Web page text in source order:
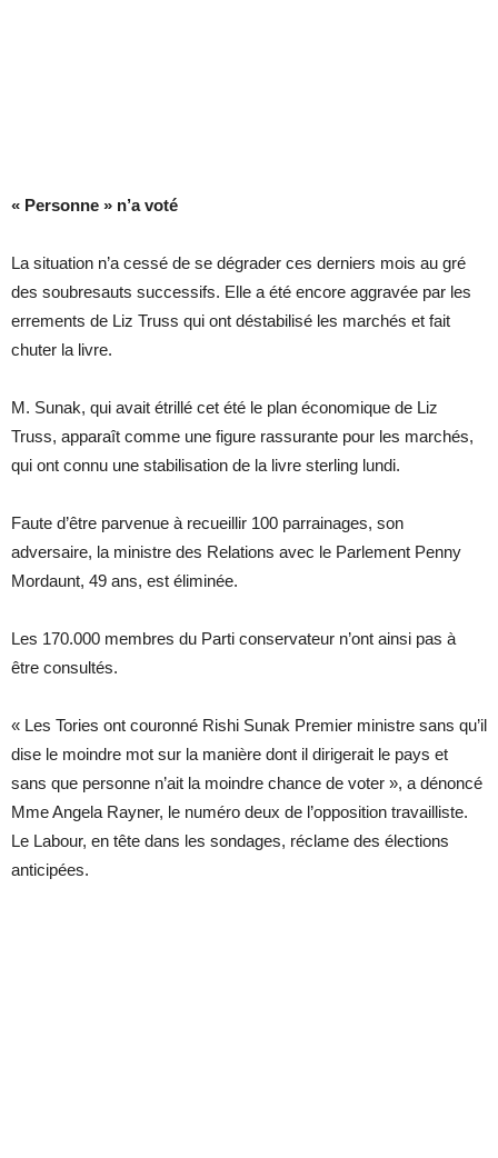
« Personne » n’a voté
La situation n’a cessé de se dégrader ces derniers mois au gré
des soubresauts successifs. Elle a été encore aggravée par les
errements de Liz Truss qui ont déstabilisé les marchés et fait
chuter la livre.
M. Sunak, qui avait étrillé cet été le plan économique de Liz
Truss, apparaît comme une figure rassurante pour les marchés,
qui ont connu une stabilisation de la livre sterling lundi.
Faute d’être parvenue à recueillir 100 parrainages, son
adversaire, la ministre des Relations avec le Parlement Penny
Mordaunt, 49 ans, est éliminée.
Les 170.000 membres du Parti conservateur n’ont ainsi pas à
être consultés.
« Les Tories ont couronné Rishi Sunak Premier ministre sans qu’il
dise le moindre mot sur la manière dont il dirigerait le pays et
sans que personne n’ait la moindre chance de voter », a dénoncé
Mme Angela Rayner, le numéro deux de l’opposition travailliste.
Le Labour, en tête dans les sondages, réclame des élections
anticipées.